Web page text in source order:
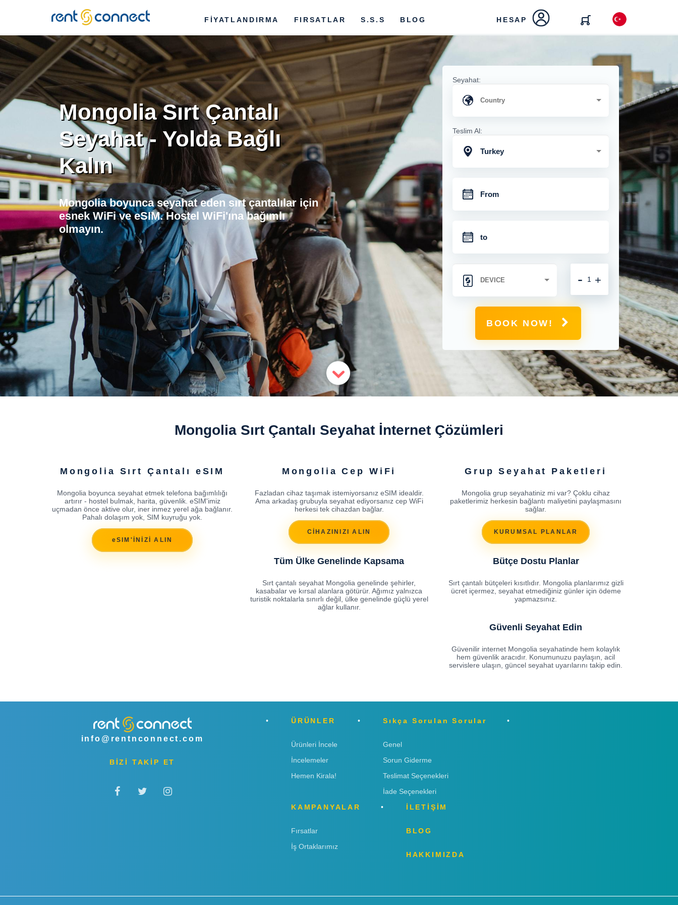
RENT'N
CONNECT
FİYATLANDIRMA FIRSATLAR S.S.S BLOG HESAP
Mongolia Sırt Çantalı
Seyahat - Yolda Bağlı
Kalın
Mongolia boyunca seyahat eden sırt çantalılar için
esnek WiFi ve eSIM. Hostel WiFi'ına bağımlı
olmayın.
Seyahat:
Teslim Al:
Turkey
+
-
BOOK NOW!
Mongolia Sırt Çantalı Seyahat İnternet Çözümleri
Mongolia Sırt Çantalı eSIM
Mongolia boyunca seyahat etmek telefona bağımlılığı
artırır - hostel bulmak, harita, güvenlik. eSIM'imiz
uçmadan önce aktive olur, iner inmez yerel ağa bağlanır.
Pahalı dolaşım yok, SIM kuyruğu yok.
eSIM'İNİZİ ALIN
Mongolia Cep WiFi
Fazladan cihaz taşımak istemiyorsanız eSIM idealdir.
Ama arkadaş grubuyla seyahat ediyorsanız cep WiFi
herkesi tek cihazdan bağlar.
CİHAZINIZI ALIN
Grup Seyahat Paketleri
Mongolia grup seyahatiniz mi var? Çoklu cihaz
paketlerimiz herkesin bağlantı maliyetini paylaşmasını
sağlar.
KURUMSAL PLANLAR
Tüm Ülke Genelinde Kapsama
Sırt çantalı seyahat Mongolia genelinde şehirler,
kasabalar ve kırsal alanlara götürür. Ağımız yalnızca
turistik noktalarla sınırlı değil, ülke genelinde güçlü yerel
ağlar kullanır.
Bütçe Dostu Planlar
Sırt çantalı bütçeleri kısıtlıdır. Mongolia planlarımız gizli
ücret içermez, seyahat etmediğiniz günler için ödeme
yapmazsınız.
Güvenli Seyahat Edin
Güvenilir internet Mongolia seyahatinde hem kolaylık
hem güvenlik aracıdır. Konumunuzu paylaşın, acil
servislere ulaşın, güncel seyahat uyarılarını takip edin.
info@rentnconnect.com
BİZİ TAKİP ET
ÜRÜNLER
Ürünleri İncele
İncelemeler
Hemen Kirala!
Sıkça Sorulan Sorular
Genel
Sorun Giderme
Teslimat Seçenekleri
İade Seçenekleri
KAMPANYALAR
Fırsatlar
İş Ortaklarımız
İLETİŞİM
BLOG
HAKKIMIZDA